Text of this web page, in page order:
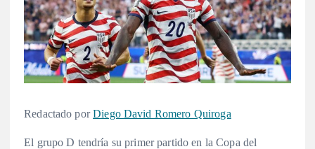
Redactado por Diego David Romero Quiroga
El grupo D tendría su primer partido en la Copa del